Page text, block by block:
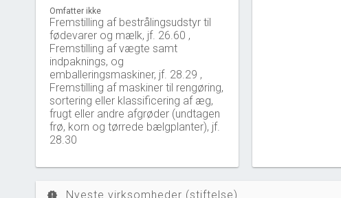
Omfatter ikke
Fremstilling af bestrålingsudstyr til
fødevarer og mælk, jf. 26.60 ,
Fremstilling af vægte samt
indpaknings, og
emballeringsmaskiner, jf. 28.29 ,
Fremstilling af maskiner til rengøring,
sortering eller klassificering af æg,
frugt eller andre afgrøder (undtagen
frø, korn og tørrede bælgplanter), jf.
28.30
new_releases Nyeste virksomheder (stiftelse)